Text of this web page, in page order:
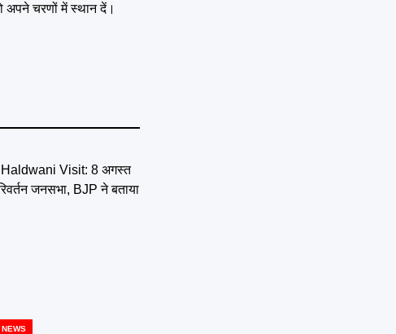
अपने चरणों में स्थान दें।
NEWS